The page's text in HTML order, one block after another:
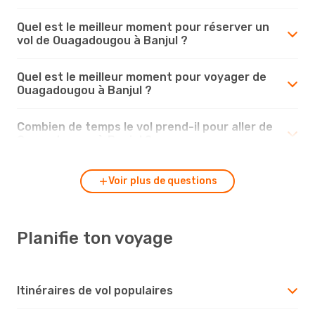
Quel est le meilleur moment pour réserver un
vol de Ouagadougou à Banjul ?
Quel est le meilleur moment pour voyager de
Ouagadougou à Banjul ?
Combien de temps le vol prend-il pour aller de
Voir plus de questions
Planifie ton voyage
Itinéraires de vol populaires